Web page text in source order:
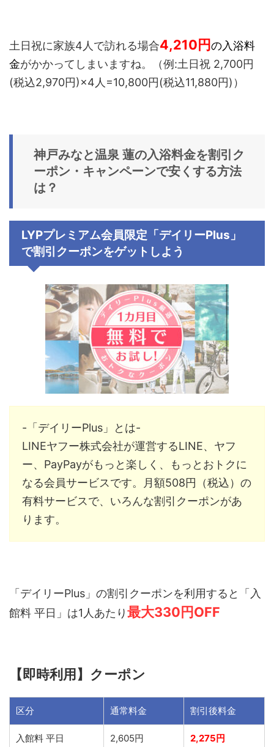
土日祝に家族4人で訪れる場合4,210円の入浴料
金がかかってしまいますね。（例:土日祝 2,700円
(税込2,970円)×4人=10,800円(税込11,880円)）
神戸みなと温泉 蓮の入浴料金を割引ク
ーポン・キャンペーンで安くする方法
は？
LYPプレミアム会員限定「デイリーPlus」
で割引クーポンをゲットしよう
-「デイリーPlus」とは-
LINEヤフー株式会社が運営するLINE、ヤフ
ー、PayPayがもっと楽しく、もっとおトクに
なる会員サービスです。月額508円（税込）の
有料サービスで、いろんな割引クーポンがあ
ります。
「デイリーPlus」の割引クーポンを利用すると「入
館料 平日」は1人あたり最大330円OFF
【即時利用】クーポン
区分 通常料金 割引後料金
入館料 平日 2,605円 2,275円